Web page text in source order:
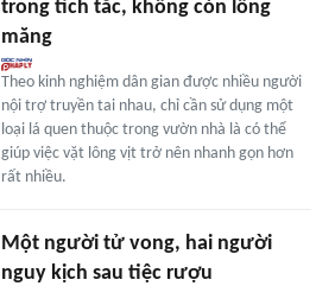
trong tích tắc, không còn lông
măng
Theo kinh nghiệm dân gian được nhiều người
nội trợ truyền tai nhau, chỉ cần sử dụng một
loại lá quen thuộc trong vườn nhà là có thể
giúp việc vặt lông vịt trở nên nhanh gọn hơn
rất nhiều.
Một người tử vong, hai người
nguy kịch sau tiệc rượu